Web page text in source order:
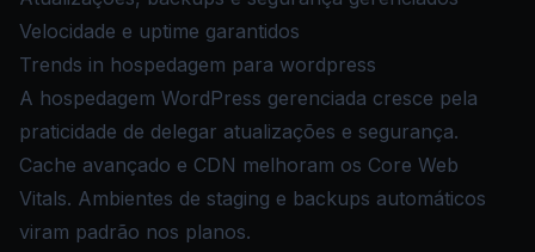
Velocidade e uptime garantidos
Trends in hospedagem para wordpress
A hospedagem WordPress gerenciada cresce pela
praticidade de delegar atualizações e segurança.
Cache avançado e CDN melhoram os Core Web
Vitals. Ambientes de staging e backups automáticos
viram padrão nos planos.